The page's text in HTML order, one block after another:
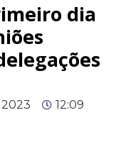
dia
12:09